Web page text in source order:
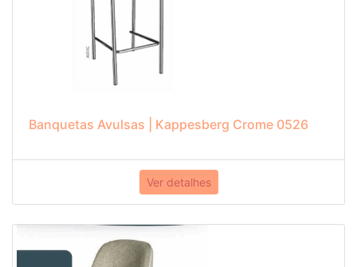
Banquetas Avulsas | Kappesberg Crome 0526
Ver detalhes